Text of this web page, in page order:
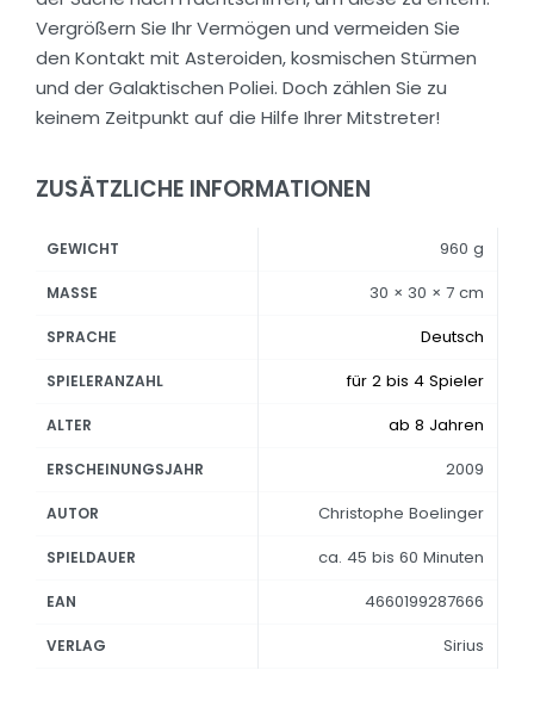
Vergrößern Sie Ihr Vermögen und vermeiden Sie
den Kontakt mit Asteroiden, kosmischen Stürmen
und der Galaktischen Poliei. Doch zählen Sie zu
keinem Zeitpunkt auf die Hilfe Ihrer Mitstreter!
ZUSÄTZLICHE INFORMATIONEN
GEWICHT 960 g
MASSE 30 × 30 × 7 cm
SPRACHE Deutsch
SPIELERANZAHL für 2 bis 4 Spieler
ALTER ab 8 Jahren
ERSCHEINUNGSJAHR 2009
AUTOR Christophe Boelinger
SPIELDAUER ca. 45 bis 60 Minuten
EAN 4660199287666
VERLAG Sirius